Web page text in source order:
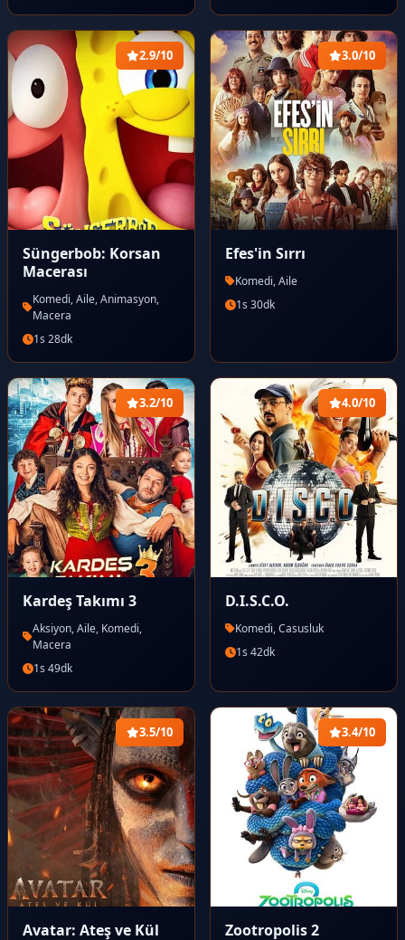
2.9/10
Süngerbob: Korsan
Macerası
Komedi, Aile, Animasyon,
Macera
1s 28dk
3.0/10
Efes'in Sırrı
Komedi, Aile
1s 30dk
3.2/10
Kardeş Takımı 3
Aksiyon, Aile, Komedi,
Macera
1s 49dk
4.0/10
D.I.S.C.O.
Komedi, Casusluk
1s 42dk
3.5/10
Avatar: Ateş ve Kül
3.4/10
Zootropolis 2